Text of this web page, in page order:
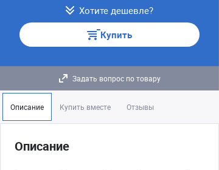
Хотите дешевле?
Купить
Задать вопрос по товару
Описание Купить вместе Отзывы
Описание